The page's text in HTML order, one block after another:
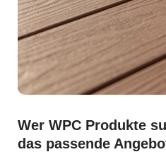
Wer WPC Produkte
das passende